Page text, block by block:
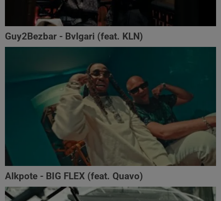
Guy2Bezbar - Bvlgari (feat. KLN)
Alkpote - BIG FLEX (feat. Quavo)